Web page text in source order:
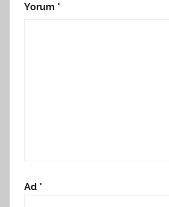
Yorum *
Ad *